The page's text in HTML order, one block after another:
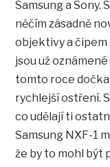
Samsung a Sony.
něčím zásadně
objektivy a čipem
jsou už
tomto roce
rychlejší ostření.
co udělají ti
Samsung NXF-1
že by to mohl být